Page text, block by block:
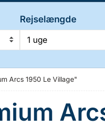
Rejselængde
1 uge
Arcs 1950 Le Village"